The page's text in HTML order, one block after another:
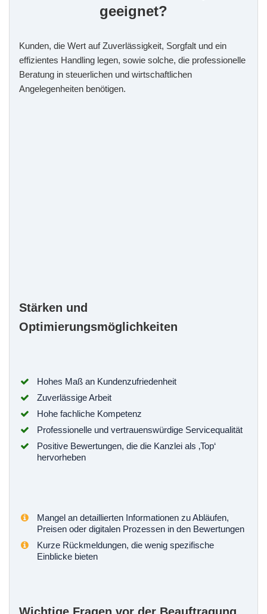
geeignet?
Kunden, die Wert auf Zuverlässigkeit, Sorgfalt und ein
effizientes Handling legen, sowie solche, die professionelle
Beratung in steuerlichen und wirtschaftlichen
Angelegenheiten benötigen.
Stärken und
Optimierungsmöglichkeiten
Hohes Maß an Kundenzufriedenheit
Zuverlässige Arbeit
Hohe fachliche Kompetenz
Professionelle und vertrauenswürdige Servicequalität
Positive Bewertungen, die die Kanzlei als ‚Top‘
hervorheben
Mangel an detaillierten Informationen zu Abläufen,
Preisen oder digitalen Prozessen in den Bewertungen
Kurze Rückmeldungen, die wenig spezifische
Einblicke bieten